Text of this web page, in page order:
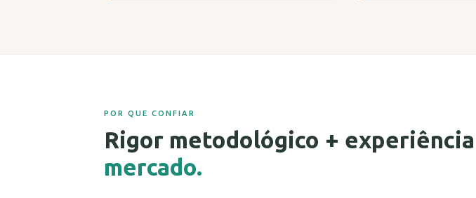
POR QUE CONFIAR
Rigor metodológico +
mercado.